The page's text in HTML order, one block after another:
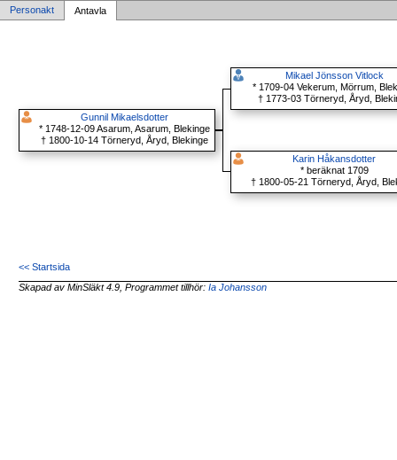
Personakt Antavla
Gunnil Mikaelsdotter
* 1748-12-09 Asarum, Asarum, Blekinge
† 1800-10-14 Törneryd, Åryd, Blekinge
Mikael Jönsson Vitlock
* 1709-04 Vekerum, Mörrum,
† 1773-03 Törneryd, Åryd,
Karin Håkansdotter
* beräknat 1709
† 1800-05-21 Törneryd, Åryd,
<< Startsida
Skapad av MinSläkt 4.9, Programmet tillhör:Ia Johansson